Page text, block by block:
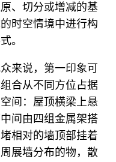
、切分或增减的基
时空情境中进行构
。
来说，第一印象可
合从不同方位占据
间：屋顶横梁上悬
间由四组金属架搭
相对的墙顶部挂着
展墙分布的物，散